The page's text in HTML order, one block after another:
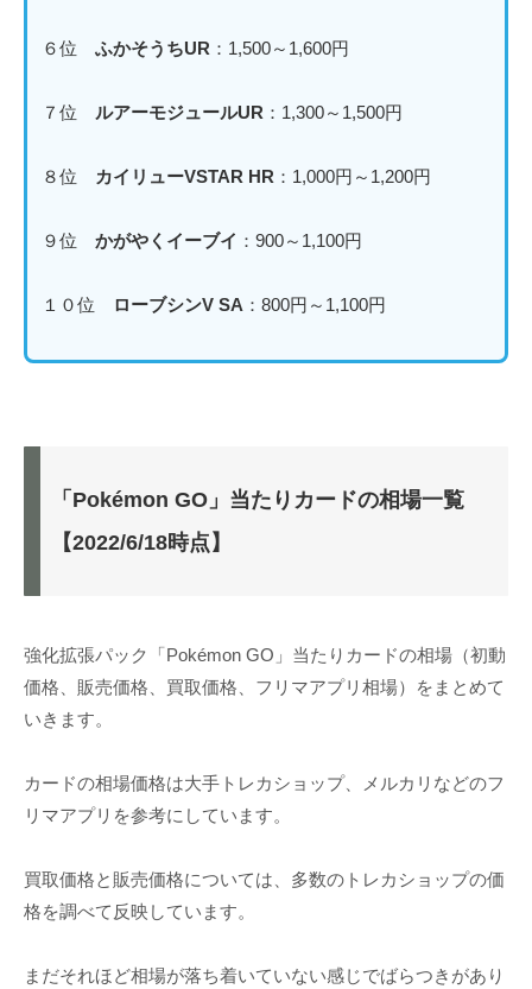
６位 ふかそうちUR ：1,500～1,600円
７位 ルアーモジュールUR ：1,300～1,500円
８位 カイリューVSTAR HR ：1,000円～1,200円
９位 かがやくイーブイ ：900～1,100円
１０位 ローブシンV SA ：800円～1,100円
「Pokémon GO」当たりカードの相場一覧
【2022/6/18時点】
強化拡張パック「Pokémon GO」当たりカードの相場（初動
価格、販売価格、買取価格、フリマアプリ相場）をまとめて
いきます。
カードの相場価格は大手トレカショップ、メルカリなどのフ
リマアプリを参考にしています。
買取価格と販売価格については、多数のトレカショップの価
格を調べて反映しています。
まだそれほど相場が落ち着いていない感じでばらつきがあり